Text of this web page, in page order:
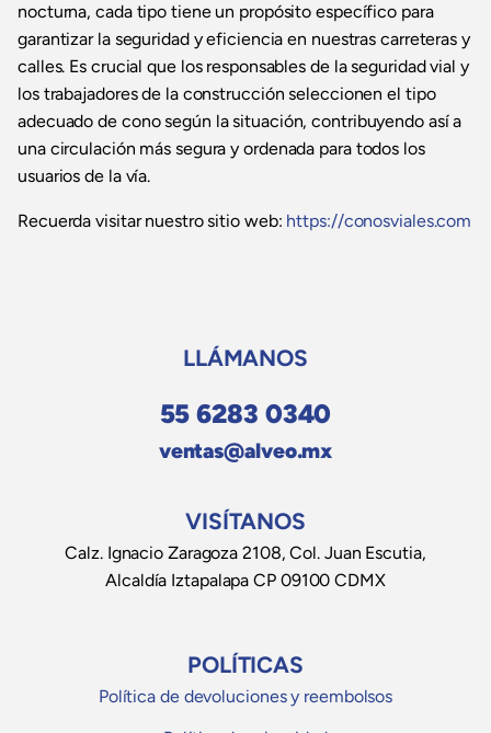
nocturna, cada tipo tiene un propósito específico para
garantizar la seguridad y eficiencia en nuestras carreteras y
calles. Es crucial que los responsables de la seguridad vial y
los trabajadores de la construcción seleccionen el tipo
adecuado de cono según la situación, contribuyendo así a
una circulación más segura y ordenada para todos los
usuarios de la vía.
Recuerda visitar nuestro sitio web: https://conosviales.com
LLÁMANOS
55 6283 0340
ventas@alveo.mx
VISÍTANOS
Calz. Ignacio Zaragoza 2108, Col. Juan Escutia,
Alcaldía Iztapalapa CP 09100 CDMX
POLÍTICAS
Política de devoluciones y reembolsos